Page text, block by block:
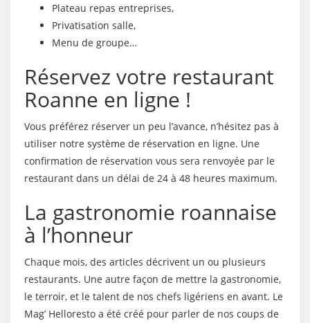
Plateau repas entreprises,
Privatisation salle,
Menu de groupe…
Réservez votre restaurant
Roanne en ligne !
Vous préférez réserver un peu l’avance, n’hésitez pas à
utiliser notre système de réservation en ligne. Une
confirmation de réservation vous sera renvoyée par le
restaurant dans un délai de 24 à 48 heures maximum.
La gastronomie roannaise
à l’honneur
Chaque mois, des articles décrivent un ou plusieurs
restaurants. Une autre façon de mettre la gastronomie,
le terroir, et le talent de nos chefs ligériens en avant. Le
Mag’ Helloresto a été créé pour parler de nos coups de